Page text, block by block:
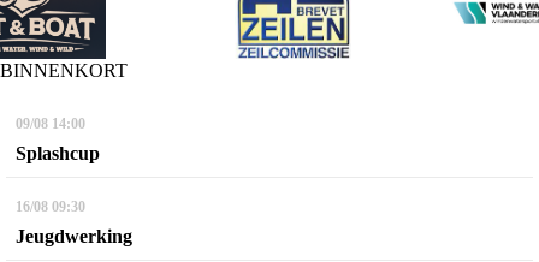
BINNENKORT
09/08 14:00
Splashcup
16/08 09:30
Jeugdwerking